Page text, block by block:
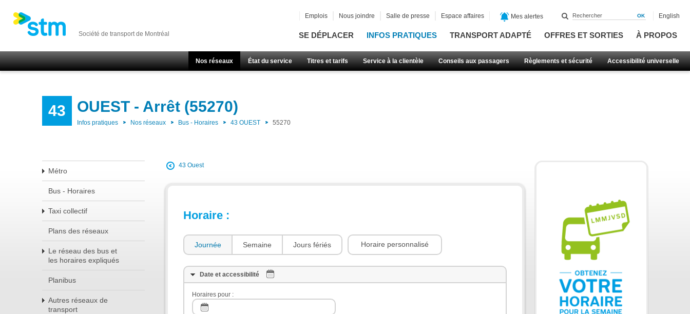
Société de transport de Montréal SE DÉPLACER INFOS PRATIQUES TRANSPORT ADAPTÉ OFFRES ET SORTIES À PROPOS
Nos réseaux État du service Titres et tarifs Service à la clientèle Conseils aux passagers Règlements et sécurité Accessibilité universelle
Emplois Nous joindre Salle de presse Espace affaires Mes alertes English
43 OUEST - Arrêt (55270)
Infos pratiques Nos réseaux Bus - Horaires 43 OUEST 55270
Métro
Bus - Horaires
Taxi collectif
Plans des réseaux
Le réseau des bus et
les horaires expliqués
Planibus
Autres réseaux de
transport
43 Ouest
Horaire :
Journée Semaine Jours fériés Horaire personnalisé
Date et accessibilité
Horaires pour :